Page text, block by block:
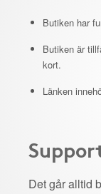
Butiken har
Butiken är
kort.
Länken
Det går alltid